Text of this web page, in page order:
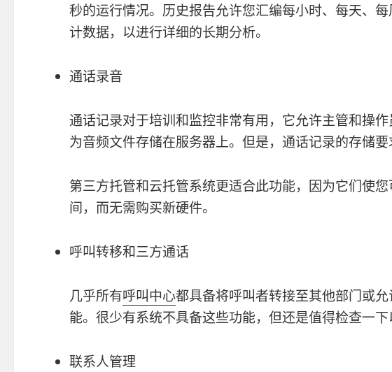
秒的运行情况。历史报告允许您汇编每小时、每天、
计数据，以进行详细的长期分析。
通话录音
通话记录对于培训和监控非常有用，它允许主管和操
为音频文件存储在服务器上。但是，通话记录的存储要
第三方托管和云托管系统更适合此功能，因为它们使
间，而无需购买新硬件。
呼叫转移和三方通话
几乎所有呼叫中心都具备将呼叫者转接至其他部门或
能。很少有系统不具备这些功能，但还是值得检查一下
联系人管理